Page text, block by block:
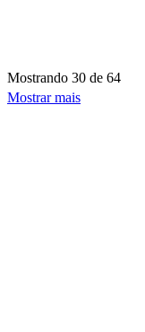
Mostrando 30 de 64
Mostrar mais